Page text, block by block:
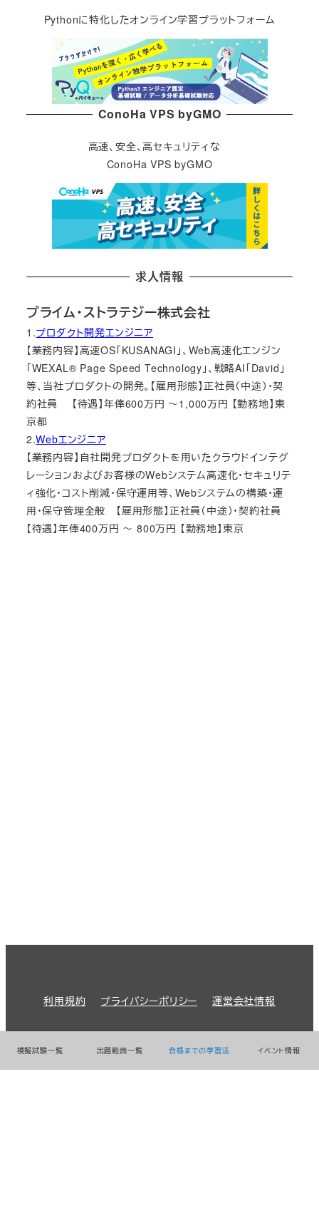
Pythonに特化したオンライン学習プラットフォーム
ConoHa VPS byGMO
高速、安全、高セキュリティな
ConoHa VPS byGMO
求人情報
プライム・ストラテジー株式会社
1.プロダクト開発エンジニア
【業務内容】高速OS「KUSANAGI」、Web高速化エンジン
「WEXAL® Page Speed Technology」、戦略AI「David」
等、当社プロダクトの開発。【雇用形態】正社員（中途）・契
約社員 【待遇】年俸600万円 ～1,000万円 【勤務地】東
京都
2.Webエンジニア
【業務内容】自社開発プロダクトを用いたクラウドインテグ
レーションおよびお客様のWebシステム高速化・セキュリテ
ィ強化・コスト削減・保守運用等、Webシステムの構築・運
用・保守管理全般 【雇用形態】正社員（中途）・契約社員
【待遇】年俸400万円 ～ 800万円 【勤務地】東京
利用規約 プライバシーポリシー 運営会社情報
© 2026 GMO Prime Strategy Co.,Ltd.
模擬試験一覧 出題範囲一覧 合格までの学習法 イベント情報